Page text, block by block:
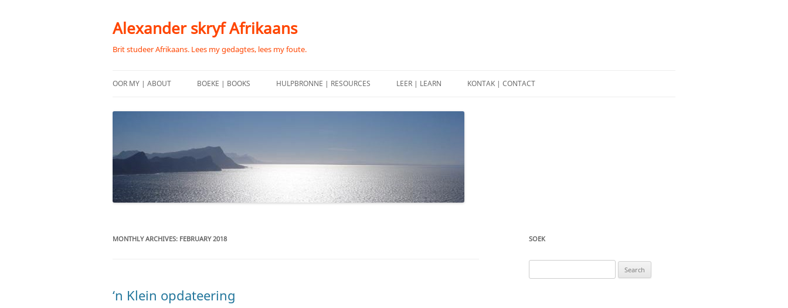
content
Alexander skryf Afrikaans
Brit studeer Afrikaans. Lees my gedagtes, lees my foute.
OOR MY | ABOUT BOEKE | BOOKS HULPBRONNE | RESOURCES LEER | LEARN KONTAK | CONTACT
MONTHLY ARCHIVES: FEBRUARY 2018
‘n Klein opdateering
SOEK
for: